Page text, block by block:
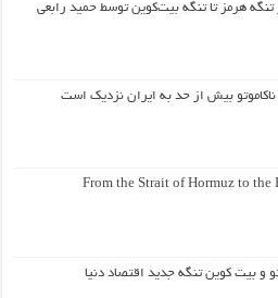
تنگه هرمز تا تنگه بیت‌کوین توسط حمید رابعی
بیش از حد به ایران نزدیک است
From the Strait of Hormuz to
و بیت کوین تنگه جدید اقتصاد دنیا